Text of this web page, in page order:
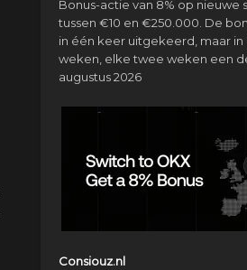
Bonus-actie van 8% op nieuwe
tussen €10 en €250.000. De
in één keer uitgekeerd, maar in
weken, elke twee weken een
augustus 2026
Consiouz.nl